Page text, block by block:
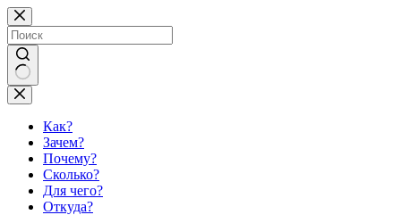
Перейти
к
сути
Ничего
не
найденоКак?
Зачем?
Почему?
Сколько?
Для чего?
Откуда?